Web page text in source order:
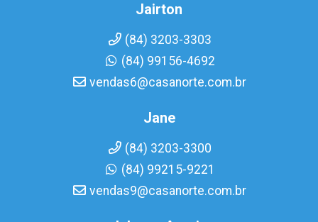
Jairton
(84) 3203-3303
(84) 99156-4692
vendas6@casanorte.com.br
Jane
(84) 3203-3300
(84) 99215-9221
vendas9@casanorte.com.br